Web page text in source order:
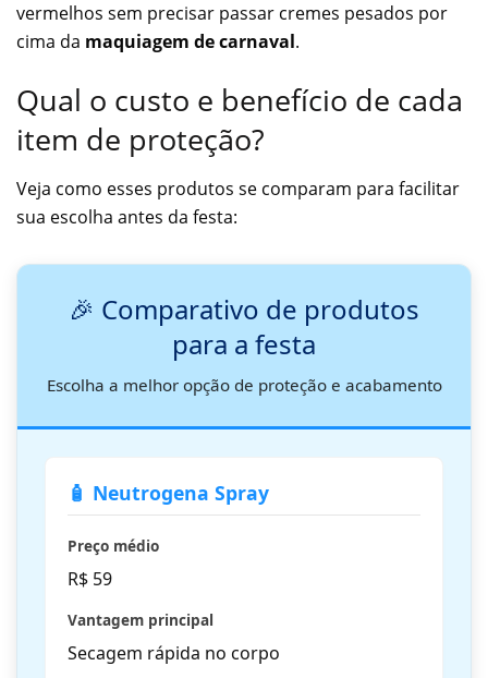
vermelhos sem precisar passar cremes pesados por
cima da maquiagem de carnaval.
Qual o custo e benefício de cada
item de proteção?
Veja como esses produtos se comparam para facilitar
sua escolha antes da festa:
🎉 Comparativo de produtos
para a festa
Escolha a melhor opção de proteção e acabamento
🧴 Neutrogena Spray
Preço médio
R$ 59
Vantagem principal
Secagem rápida no corpo